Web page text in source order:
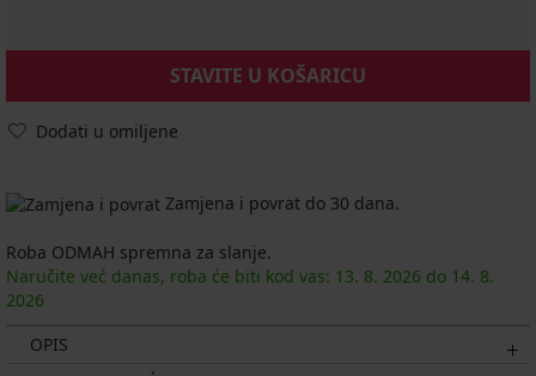
STAVITE U KOŠARICU
Dodati u omiljene
Zamjena i povrat do 30 dana.
Roba ODMAH spremna za slanje.
Naručite već danas, roba će biti kod vas: 13. 8. 2026 do 14. 8.
2026
OPIS